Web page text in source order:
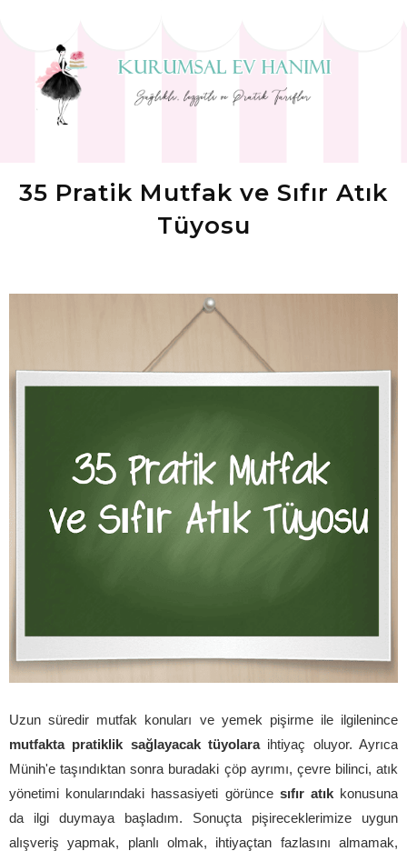
35 Pratik Mutfak ve Sıfır Atık
Tüyosu
Uzun süredir mutfak konuları ve yemek pişirme ile ilgilenince
mutfakta pratiklik sağlayacak tüyolaraihtiyaç oluyor. Ayrıca
Münih'e taşındıktan sonra buradaki çöp ayrımı, çevre bilinci, atık
yönetimi konularındaki hassasiyeti görünce sıfır atıkkonusuna
da ilgi duymaya başladım. Sonuçta pişireceklerimize uygun
alışveriş yapmak, planlı olmak, ihtiyaçtan fazlasını almamak,